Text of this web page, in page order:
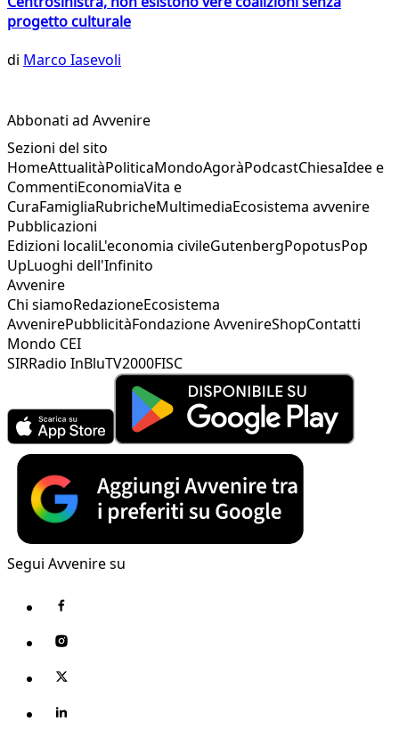
progetto culturale
di Marco Iasevoli
Abbonati ad Avvenire
Sezioni del sito
HomeAttualitàPoliticaMondoAgoràPodcastChiesaIdee e
CommentiEconomiaVita e
CuraFamigliaRubricheMultimediaEcosistema avvenire
Pubblicazioni
Edizioni localiL'economia civileGutenbergPopotusPop
UpLuoghi dell'Infinito
Avvenire
Chi siamoRedazioneEcosistema
AvvenirePubblicitàFondazione AvvenireShopContatti
Mondo CEI
SIRRadio InBluTV2000FISC
Segui Avvenire su